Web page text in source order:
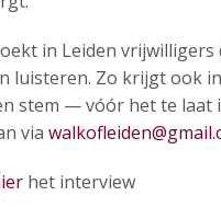
in Leiden vrijwilligers
luisteren. Zo krijgt ook
stem — vóór het te laat
via
het interview